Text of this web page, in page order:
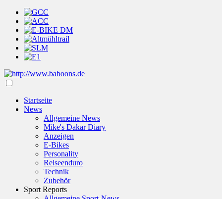
Startseite
News
Allgemeine News
Mike's Dakar Diary
Anzeigen
E-Bikes
Personality
Reiseenduro
Technik
Zubehör
Sport Reports